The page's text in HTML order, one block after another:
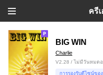
ครี
BIG WIN
Charlie
V2.28 / ไม่มีวันหมด
การรองรับดีไซน์ขอ